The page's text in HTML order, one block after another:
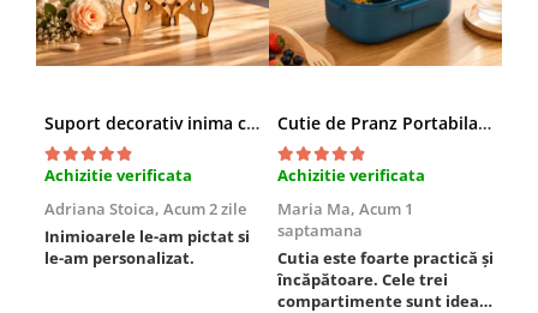
Suport decorativ inima cu mesaje, Cadou cu suflet
Achizitie verificata
Adriana Stoica, Acum 2 zile
Inimioarele le-am pictat si
le-am personalizat.
Cutie de Pranz Portabila cu Compartimente
Achizitie verificata
Maria Ma, Acum 1
saptamana
Cutia este foarte practică și
încăpătoare. Cele trei
compartimente sunt ideale